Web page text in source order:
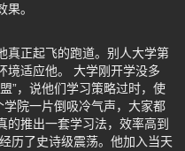
。
真正起飞的跑道。别人大学第
境适应他。 大学刚开学没多
”，说他们学习策略过时，使
学院一片倒吸冷气声，大家都
的推出一套学习法，效率高到
历了史诗级震荡。他加入当天